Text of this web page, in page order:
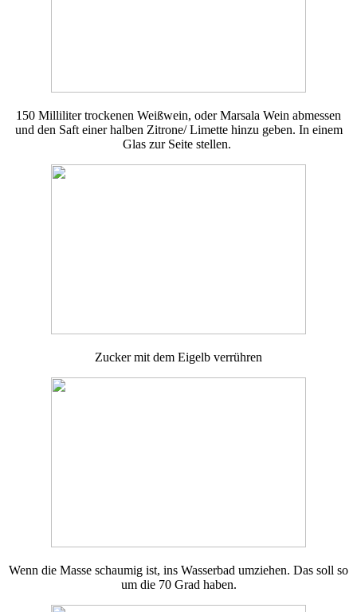
150 Milliliter trockenen Weißwein, oder Marsala Wein abmessen
und den Saft einer halben Zitrone/ Limette hinzu geben. In einem
Glas zur Seite stellen.
Zucker mit dem Eigelb verrühren
Wenn die Masse schaumig ist, ins Wasserbad umziehen. Das soll so
um die 70 Grad haben.